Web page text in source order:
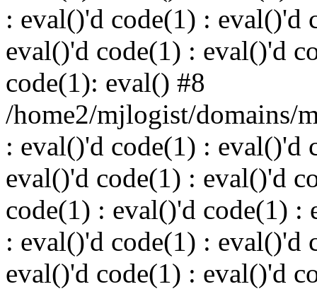
: eval()'d code(1) : eval()'d
eval()'d code(1) : eval()'d
code(1): eval() #8
/home2/mjlogist/domains/
: eval()'d code(1) : eval()'d
eval()'d code(1) : eval()'d
code(1) : eval()'d code(1) :
: eval()'d code(1) : eval()'d
eval()'d code(1) : eval()'d